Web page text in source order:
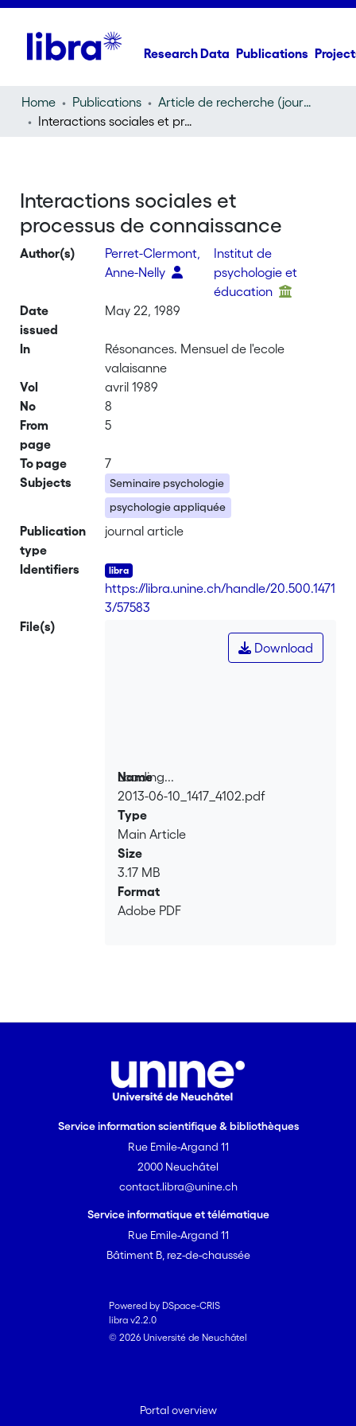
Research Data Publications
Home Publications
Article de recherche (journal article)
Interactions sociales et processus de connaissance
Interactions sociales et
processus de connaissance
Author(s)
Perret-Clermont,
Anne-Nelly
Institut de
psychologie et
éducation
Date
issued
May 22, 1989
In
Résonances. Mensuel de l'ecole
valaisanne
Vol
avril 1989
No
8
From
page
5
To page
7
Subjects
Seminaire psychologie
psychologie appliquée
Publication
type
journal article
Identifiers
https://libra.unine.ch/handle/20.500.1471
3/57583
File(s)
Loading...
Loading...
Download
Name
2013-06-10_1417_4102.pdf
Type
Main Article
Size
3.17 MB
Format
Adobe PDF
Service information scientifique & bibliothèques
Rue Emile-Argand 11
2000 Neuchâtel
contact.libra@unine.ch
Service informatique et télématique
Rue Emile-Argand 11
Bâtiment B, rez-de-chaussée
Powered by DSpace-CRIS
libra v2.2.0
© 2026 Université de Neuchâtel
Portal overview